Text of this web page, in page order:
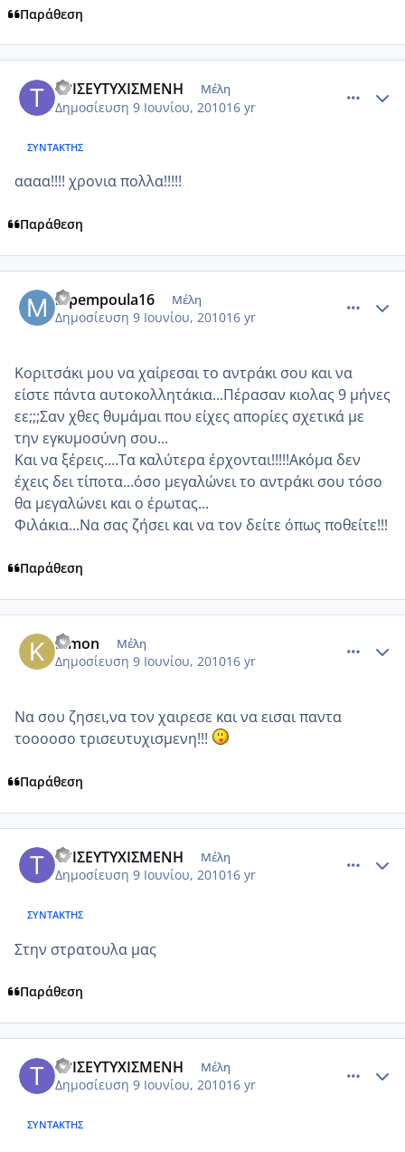
Παράθεση
ΤΡΙΣΕΥΤΥΧΙΣΜΕΝΗ Μέλη
Δημοσίευση 9 Ιουνίου, 201016 yr
ΣΥΝΤΆΚΤΗΣ
αααα!!!! χρονια πολλα!!!!!
Παράθεση
mpempoula16 Μέλη
Δημοσίευση 9 Ιουνίου, 201016 yr
Κοριτσάκι μου να χαίρεσαι το αντράκι σου και να
είστε πάντα αυτοκολλητάκια...Πέρασαν κιολας 9 μήνες
εε;;;Σαν χθες θυμάμαι που είχες απορίες σχετικά με
την εγκυμοσύνη σου...
Και να ξέρεις....Τα καλύτερα έρχονται!!!!!Ακόμα δεν
έχεις δει τίποτα...όσο μεγαλώνει το αντράκι σου τόσο
θα μεγαλώνει και ο έρωτας...
Φιλάκια...Να σας ζήσει και να τον δείτε όπως ποθείτε!!!
Παράθεση
Kimon Μέλη
Δημοσίευση 9 Ιουνίου, 201016 yr
Να σου ζησει,να τον χαιρεσε και να εισαι παντα
τοοοοσο τρισευτυχισμενη!!!
Παράθεση
ΤΡΙΣΕΥΤΥΧΙΣΜΕΝΗ Μέλη
Δημοσίευση 9 Ιουνίου, 201016 yr
ΣΥΝΤΆΚΤΗΣ
Στην στρατουλα μας
Παράθεση
ΤΡΙΣΕΥΤΥΧΙΣΜΕΝΗ Μέλη
Δημοσίευση 9 Ιουνίου, 201016 yr
ΣΥΝΤΆΚΤΗΣ